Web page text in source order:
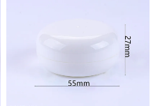
Our Les Yeux, Masque Pour Le
S Lèvres, Baume Nettoyant, M
Asque, Usage Quotidien À La
Maison, En Voyage Ou Au Salo
N De Beauté